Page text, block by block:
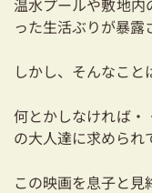
温水プールや敷地
った生活ぶりが暴露
しかし、そんなこと
何とかしなければ
の大人達に求められ
この映画を息子と見